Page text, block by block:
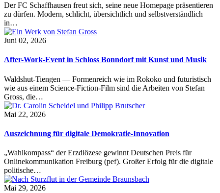
Der FC Schaffhausen freut sich, seine neue Homepage präsentieren
zu dürfen. Modern, schlicht, übersichtlich und selbstverständlich
in…
Juni 02, 2026
After-Work-Event in Schloss Bonndorf mit Kunst und Musik
Waldshut-Tiengen — Formenreich wie im Rokoko und futuristisch
wie aus einem Science-Fiction-Film sind die Arbeiten von Stefan
Gross, die…
Mai 22, 2026
Auszeichnung für digitale Demokratie-Innovation
„Wahlkompass“ der Erzdiözese gewinnt Deutschen Preis für
Onlinekommunikation Freiburg (pef). Großer Erfolg für die digitale
politische…
Mai 29, 2026